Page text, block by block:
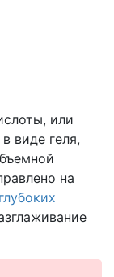
или
виде геля,
на